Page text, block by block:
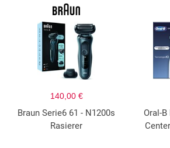
140,00 €
Braun Serie6 61 - N1200s
Rasierer
Oral-